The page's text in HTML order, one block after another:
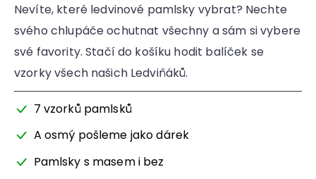
Nevíte, které ledvinové pamlsky vybrat? Nechte
svého chlupáče ochutnat všechny a sám si vybere
své favority. Stačí do košíku hodit balíček se
vzorky všech našich Ledviňáků.
7 vzorků pamlsků
A osmý pošleme jako dárek
Pamlsky s masem i bez